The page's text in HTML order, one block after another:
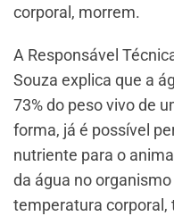
corporal, morrem.
A Responsável
Souza explica que a
73% do peso vivo de
forma, já é possível
nutriente para o
da água no
temperatura